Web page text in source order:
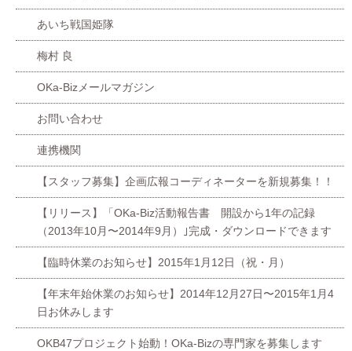
あいち戦国姫隊
梅村 良
OKa-Bizメールマガジン
お問い合わせ
連携機関
【スタッフ募集】企画広報コーディネーターを新規募集！！
【リリース】「OKa-Biz活動報告書 開設から1年の記録
（2013年10月〜2014年9月）｣完成・ダウンロードできます
【臨時休業のお知らせ】2015年1月12日（祝・月）
【年末年始休業のお知らせ】2014年12月27日〜2015年1月4
日お休みします
OKB47プロジェクト始動！OKa-Bizの専門家を募集します